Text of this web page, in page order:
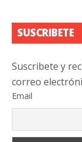
SUSCRIBETE
Suscribete y
correo
Email